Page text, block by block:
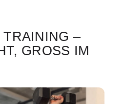
TRAINING –
GROSS IM E